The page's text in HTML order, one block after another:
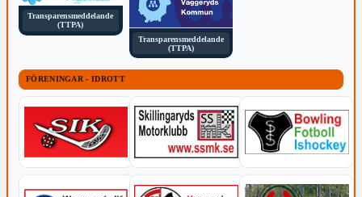
Transparensmeddelande
(TTPA)
Transparensmeddelande
(TTPA)
FÖRENINGAR - IDROTT